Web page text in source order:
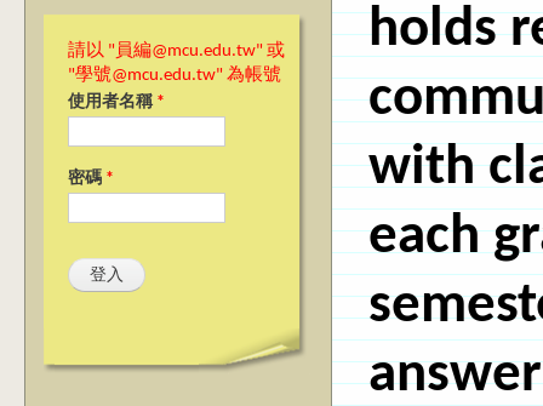
請以 "員編@mcu.edu.tw" 或
"學號@mcu.edu.tw" 為帳號
使用者名稱 *
密碼 *
holds
with
each